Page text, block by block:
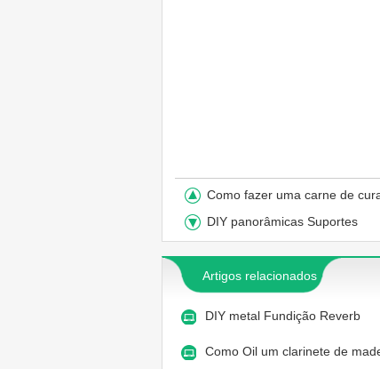
Como fazer uma carne de
DIY panorâmicas Suportes
Artigos relacionados
DIY metal Fundição Reverb
Como Oil um clarinete de